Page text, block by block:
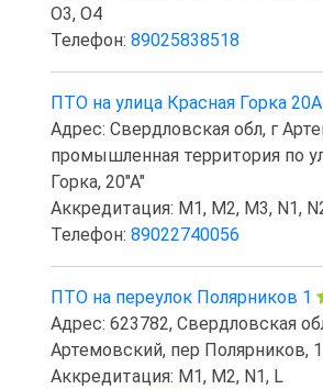
O3, O4
Телефон: 89025838518
ПТО на улица Красная Горка 20А
Адрес: Свердловская обл, г
промышленная территория по
Горка, 20"А"
Аккредитация: M1, M2, M3, N1,
Телефон: 89022740056
ПТО на переулок Полярников 1
Адрес: 623782, Свердловская
Артемовский, пер Полярников, 1
Аккредитация: M1, M2, N1, L